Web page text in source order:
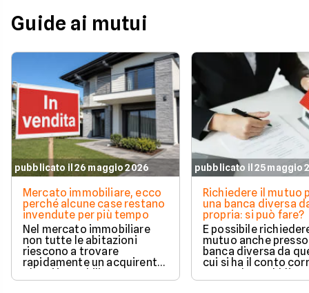
Guide ai mutui
pubblicato il 26 maggio 2026
Mercato immobiliare, ecco
perché alcune case restano
invendute per più tempo
Nel mercato immobiliare
non tutte le abitazioni
riescono a trovare
rapidamente un acquirente.
venduti in poche settimane,
pubblicato il 25 maggio
Richiedere il mutuo
una banca diversa
propria: si può fare?
È possibile
mutuo anche
banca diversa da
cui si ha il conto
trasferire il proprio